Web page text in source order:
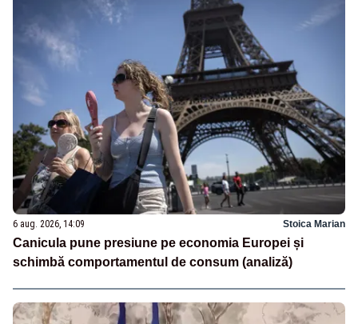
6 aug. 2026, 14:09 Stoica Marian
Canicula pune presiune pe economia Europei și
schimbă comportamentul de consum (analiză)